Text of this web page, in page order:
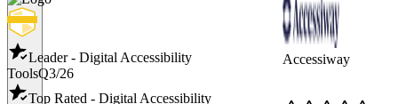
Leader - Digital Accessibility
ToolsQ3/26
Top Rated - Digital Accessibility
Accessiway